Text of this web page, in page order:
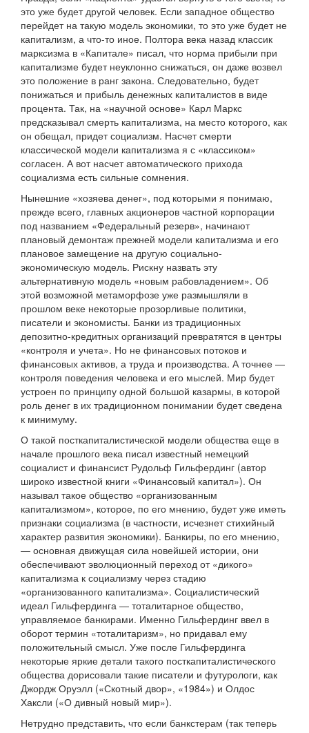
это уже будет другой человек. Если западное общество
перейдет на такую модель экономики, то это уже будет не
капитализм, а что-то иное. Полтора века назад классик
марксизма в «Капитале» писал, что норма прибыли при
капитализме будет неуклонно снижаться, он даже возвел
это положение в ранг закона. Следовательно, будет
понижаться и прибыль денежных капиталистов в виде
процента. Так, на «научной основе» Карл Маркс
предсказывал смерть капитализма, на место которого, как
он обещал, придет социализм. Насчет смерти
классической модели капитализма я с «классиком»
согласен. А вот насчет автоматического прихода
социализма есть сильные сомнения.
Нынешние «хозяева денег», под которыми я понимаю,
прежде всего, главных акционеров частной корпорации
под названием «Федеральный резерв», начинают
плановый демонтаж прежней модели капитализма и его
плановое замещение на другую социально-
экономическую модель. Рискну назвать эту
альтернативную модель «новым рабовладением». Об
этой возможной метаморфозе уже размышляли в
прошлом веке некоторые прозорливые политики,
писатели и экономисты. Банки из традиционных
депозитно-кредитных организаций превратятся в центры
«контроля и учета». Но не финансовых потоков и
финансовых активов, а труда и производства. А точнее —
контроля поведения человека и его мыслей. Мир будет
устроен по принципу одной большой казармы, в которой
роль денег в их традиционном понимании будет сведена
к минимуму.
О такой посткапиталистической модели общества еще в
начале прошлого века писал известный немецкий
социалист и финансист Рудольф Гильфердинг (автор
широко известной книги «Финансовый капитал»). Он
называл такое общество «организованным
капитализмом», которое, по его мнению, будет уже иметь
признаки социализма (в частности, исчезнет стихийный
характер развития экономики). Банкиры, по его мнению,
— основная движущая сила новейшей истории, они
обеспечивают эволюционный переход от «дикого»
капитализма к социализму через стадию
«организованного капитализма». Социалистический
идеал Гильфердинга — тоталитарное общество,
управляемое банкирами. Именно Гильфердинг ввел в
оборот термин «тоталитаризм», но придавал ему
положительный смысл. Уже после Гильфердинга
некоторые яркие детали такого посткапиталистического
общества дорисовали такие писатели и футурологи, как
Джордж Оруэлл («Скотный двор», «1984») и Олдос
Хаксли («О дивный новый мир»).
Нетрудно представить, что если банкстерам (так теперь